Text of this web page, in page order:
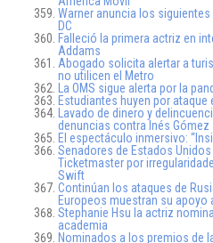
Warner anuncia los
DC
Falleció la primera actriz en
Addams
Abogado solicita alertar a
no utilicen el Metro
La OMS sigue alerta por la
Estudiantes huyen por ataque
Lavado de dinero y
denuncias contra Inés Gómez
El espectáculo inmersivo:
Senadores de Estados
Ticketmaster por
Swift
Continúan los ataques de
Europeos muestran su apoyo
Stephanie Hsu la actriz
academia
Nominados a los premios de